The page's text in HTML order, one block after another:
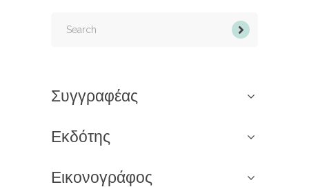
Συγγραφέας
Εκδότης
Εικονογράφος